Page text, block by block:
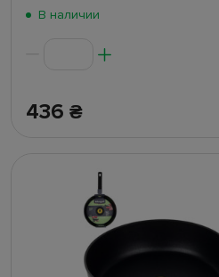
В наличии
436 ₴